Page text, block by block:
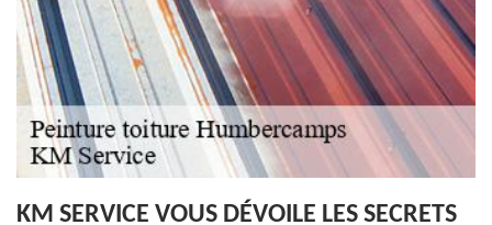
KM SERVICE VOUS DÉVOILE LES SECRETS